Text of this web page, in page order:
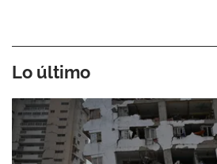
Lo último